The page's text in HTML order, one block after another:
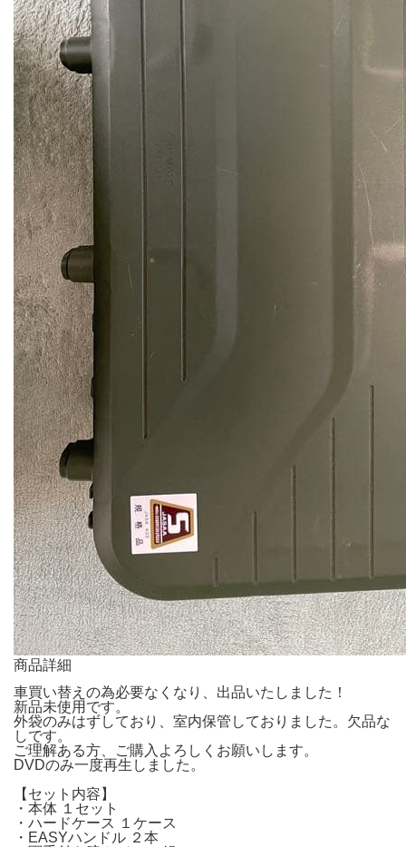
商品詳細
車買い替えの為必要なくなり、出品いたしました！
新品未使用です。
外袋のみはずしており、室内保管しておりました。欠品な
しです。
ご理解ある方、ご購入よろしくお願いします。
DVDのみ一度再生しました。
【セット内容】
・本体 １セット
・ハードケース １ケース
・EASYハンドル ２本